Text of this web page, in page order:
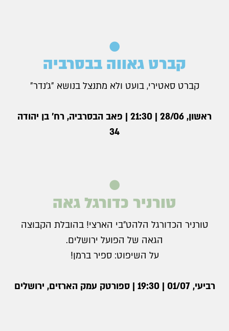
קברט גאווה בבסרביה
קברט סאטירי, בועט ולא מתנצל בנושא ״ג׳נדר״
ראשון, 28/06 | 21:30 | פאב הבסרביה, רח׳ בן יהודה
34
טורניר כדורגל גאה
טורניר הכדורגל הלהט״בי הארצי! בהובלת הקבוצה
הגאה של הפועל ירושלים.
על השיפוט: ספיר ברמן!
רביעי, 01/07 | 19:30 | ספורטק עמק הארזים, ירושלים